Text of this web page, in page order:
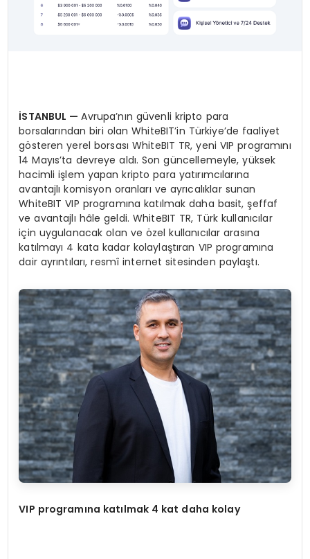
İSTANBUL —Avrupa’nın güvenli kripto para
borsalarından biri olan WhiteBIT’in Türkiye’de faaliyet
gösteren yerel borsası WhiteBIT TR, yeni VIP programını
14 Mayıs’ta devreye aldı. Son güncellemeyle, yüksek
hacimli işlem yapan kripto para yatırımcılarına
avantajlı komisyon oranları ve ayrıcalıklar sunan
WhiteBIT VIP programına katılmak daha basit, şeffaf
ve avantajlı hâle geldi. WhiteBIT TR, Türk kullanıcılar
için uygulanacak olan ve özel kullanıcılar arasına
katılmayı 4 kata kadar kolaylaştıran VIP programına
dair ayrıntıları, resmî internet sitesinden paylaştı.
VIP programına katılmak 4 kat daha kolay